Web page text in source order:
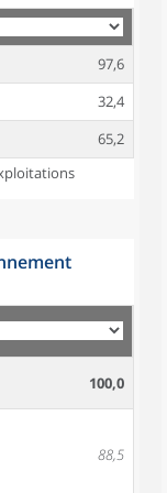
97,6
32,4
65,2
100,0
88,5